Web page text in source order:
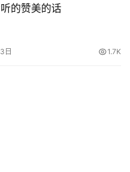
的赞美的话
日 1.7K